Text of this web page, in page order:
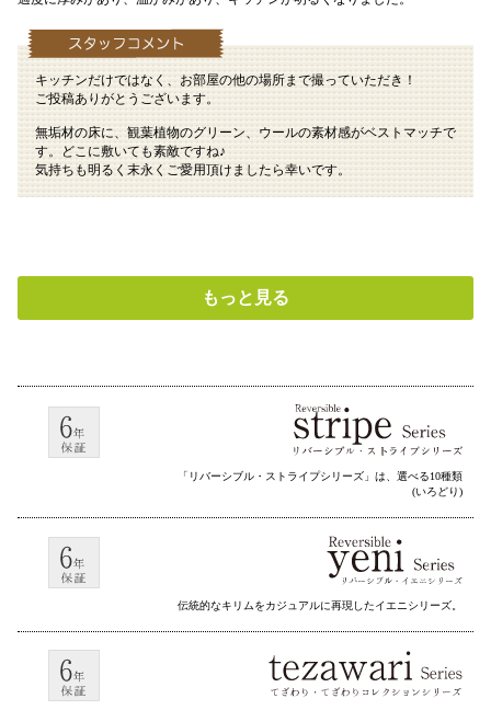
キッチンだけではなく、お部屋の他の場所まで撮っていただき！
ご投稿ありがとうございます。
無垢材の床に、観葉植物のグリーン、ウールの素材感がベストマッチで
す。どこに敷いても素敵ですね♪
気持ちも明るく末永くご愛用頂けましたら幸いです。
もっと見る
「リバーシブル・ストライプシリーズ」は、選べる10種類
(いろどり)
伝統的なキリムをカジュアルに再現したイエニシリーズ。